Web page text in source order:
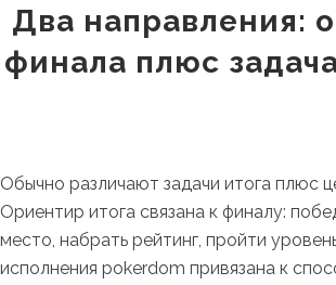
Два направления:
финала плюс
Обычно различают задачи итога плюс
Ориентир итога связана к финалу:
место, набрать рейтинг, пройти
исполнения pokerdom привязана к